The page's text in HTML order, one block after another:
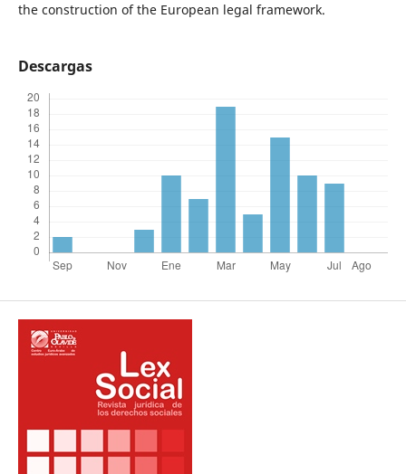
the construction of the European legal framework.
Descargas